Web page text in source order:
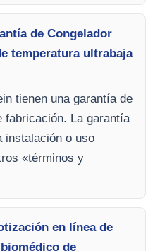
de Congelador
temperatura ultrabaja
tienen una garantía de
fabricación. La garantía
instalación o uso
«términos y
en línea de
de